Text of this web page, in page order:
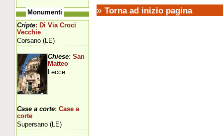
» Torna ad inizio pagina
Monumenti
Cripte: Di Via Croci
Vecchie
Corsano (LE)
Chiese: San
Matteo
Lecce
Case a corte: Case a
corte
Supersano (LE)